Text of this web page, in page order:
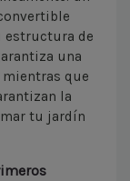
estructura de
una
que
la
tu jardín